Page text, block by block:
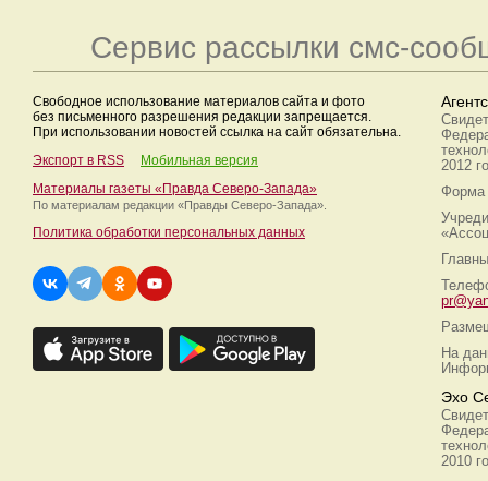
Сервис рассылки смс-
Свободное использование материалов сайта и фото
без письменного разрешения редакции запрещается.
При использовании новостей ссылка на сайт обязательна.
Экспорт в RSS
Мобильная версия
Материалы газеты «Правда Северо-Запада»
По материалам редакции «Правды Северо-Запада».
Политика обработки персональных данных
2012
Форма
На
Эхо
2010